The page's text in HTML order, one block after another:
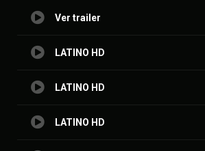
Ver trailer
LATINO HD
LATINO HD
LATINO HD